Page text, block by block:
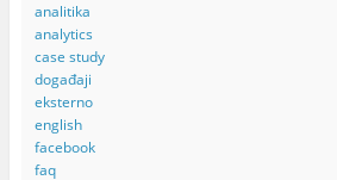
analitika
analytics
case study
događaji
eksterno
english
facebook
faq